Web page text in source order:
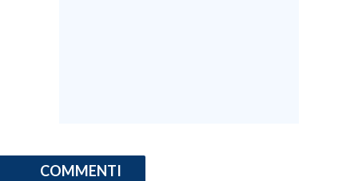
COMMENTI